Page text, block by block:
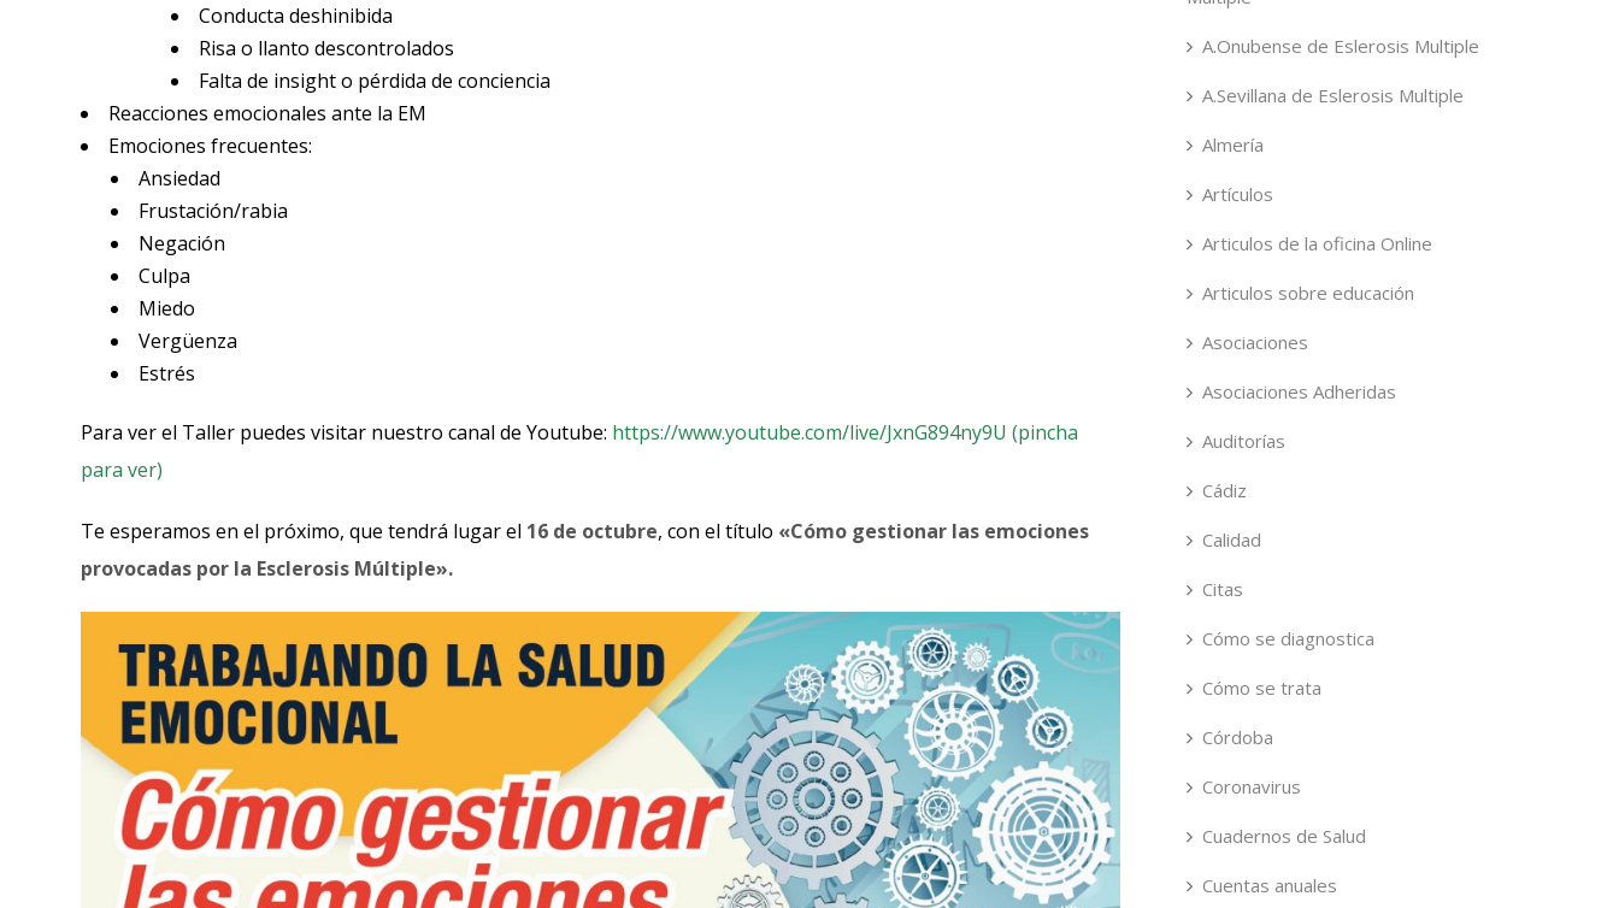
Conducta deshinibida
Risa o llanto descontrolados
Falta de insight o pérdida de conciencia
Reacciones emocionales ante la EM
Emociones frecuentes:
Ansiedad
Frustación/rabia
Negación
Culpa
Miedo
Vergüenza
Estrés
Para ver el Taller puedes visitar nuestro canal de Youtube: https://www.youtube.com/live/JxnG894ny9U (pincha
para ver)
Te esperamos en el próximo, que tendrá lugar el 16 de octubre, con el título «Cómo gestionar las emociones
provocadas por la Esclerosis Múltiple».
A.Onubense de Eslerosis Multiple
A.Sevillana de Eslerosis Multiple
Almería
Artículos
Articulos de la oficina Online
Articulos sobre educación
Asociaciones
Asociaciones Adheridas
Auditorías
Cádiz
Calidad
Citas
Cómo se diagnostica
Cómo se trata
Córdoba
Coronavirus
Cuadernos de Salud
Cuentas anuales